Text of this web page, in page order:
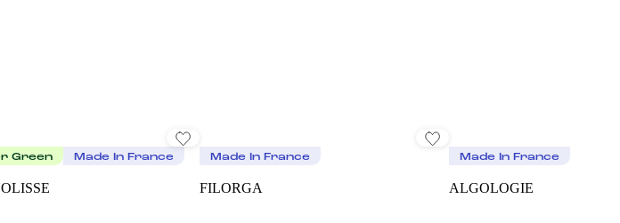
Green Made In France Made In France
FILORGA
Made In France
ALGOLOGIE